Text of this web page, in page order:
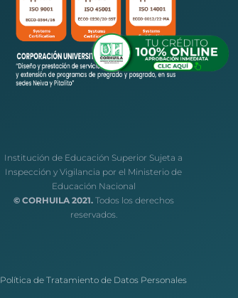
Institución de Educación Superior Sujeta a
Inspección y Vigilancia por el Ministerio de
Educación Nacional
© CORHUILA 2021. Todos los derechos
reservados.
Política de Tratamiento de Datos Personales